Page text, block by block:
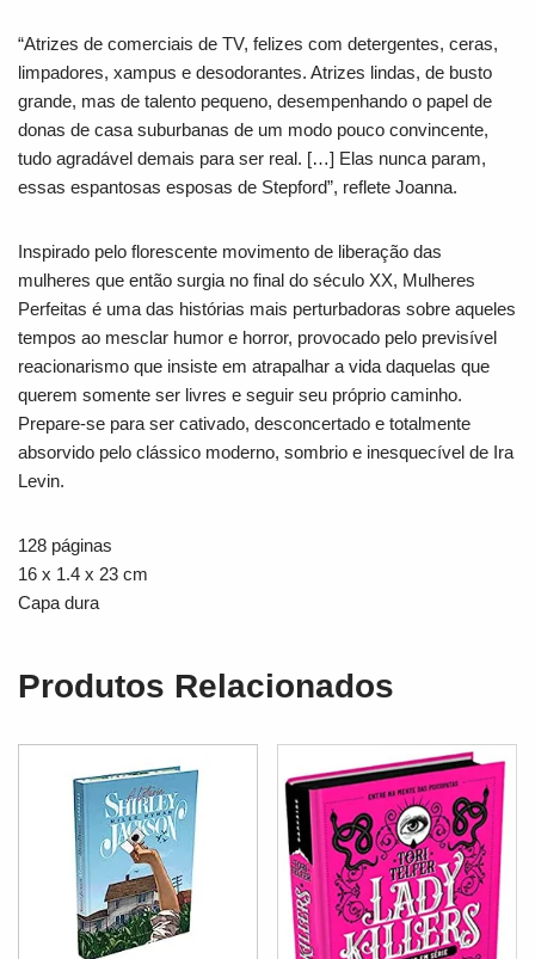
“Atrizes de comerciais de TV, felizes com detergentes, ceras,
limpadores, xampus e desodorantes. Atrizes lindas, de busto
grande, mas de talento pequeno, desempenhando o papel de
donas de casa suburbanas de um modo pouco convincente,
tudo agradável demais para ser real. […] Elas nunca param,
essas espantosas esposas de Stepford”, reflete Joanna.
Inspirado pelo florescente movimento de liberação das
mulheres que então surgia no final do século XX, Mulheres
Perfeitas é uma das histórias mais perturbadoras sobre aqueles
tempos ao mesclar humor e horror, provocado pelo previsível
reacionarismo que insiste em atrapalhar a vida daquelas que
querem somente ser livres e seguir seu próprio caminho.
Prepare-se para ser cativado, desconcertado e totalmente
absorvido pelo clássico moderno, sombrio e inesquecível de Ira
Levin.
128 páginas
16 x 1.4 x 23 cm
Capa dura
Produtos Relacionados